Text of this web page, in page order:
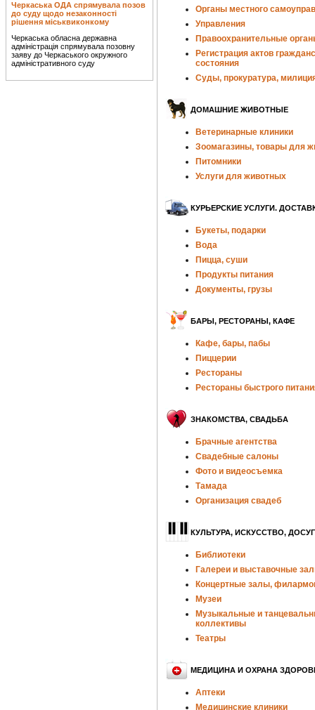
Черкаська ОДА спрямувала позов
до суду щодо незаконності
рішення міськвиконкому
Черкаська обласна державна
адміністрація спрямувала позовну
заяву до Черкаського окружного
адміністративного суду
Органы местного
Управления
Правоохранительные
Регистрация актов
состояния
Суды, прокуратура,
ДОМАШНИЕ ЖИВОТНЫЕ
Ветеринарные клиники
Зоомагазины, товары для
Питомники
Услуги для животных
КУРЬЕРСКИЕ УСЛУГИ.
Букеты, подарки
Вода
Пицца, суши
Продукты питания
Документы, грузы
БАРЫ, РЕСТОРАНЫ, КАФЕ
Кафе, бары, пабы
Пиццерии
Рестораны
Рестораны быстрого
ЗНАКОМСТВА, СВАДЬБА
Брачные агентства
Свадебные салоны
Фото и видеосъемка
Тамада
Организация свадеб
КУЛЬТУРА, ИСКУССТВО, ДОСУГ
Библиотеки
Галереи и выставочные
Концертные залы,
Музеи
Музыкальные и
коллективы
Театры
МЕДИЦИНА И ОХРАНА
Аптеки
Медицинские клиники